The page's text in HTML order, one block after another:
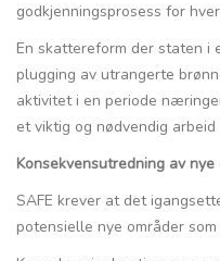
godkjenningsprosess for
En skattereform der staten
plugging av utrangerte
aktivitet i en periode
et viktig og nødvendig
Konsekvensutredning av nye
SAFE krever at det
potensielle nye områder